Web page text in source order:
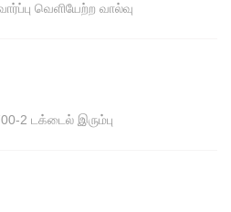
வெளியேற்ற வால்வு
2 டக்டைல் இரும்பு